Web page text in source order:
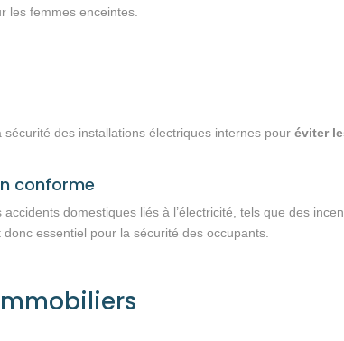
les femmes enceintes.
des installations électriques internes pour éviter
conforme
domestiques liés à l’électricité, tels que des
essentiel pour la sécurité des occupants.